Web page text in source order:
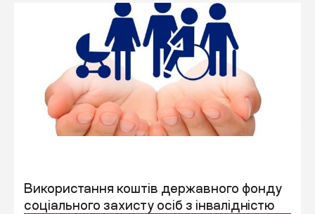
Використання коштів державного фонду
соціального захисту осіб з інвалідністю